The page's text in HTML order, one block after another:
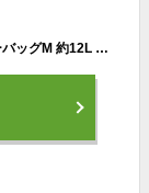
クーラーバッグ 保冷バッグ ミズノ mizuno クーラーバッグM 約12L スポーツ アウトドア レジャー 部活 運動会 お買い物/1FJY2301